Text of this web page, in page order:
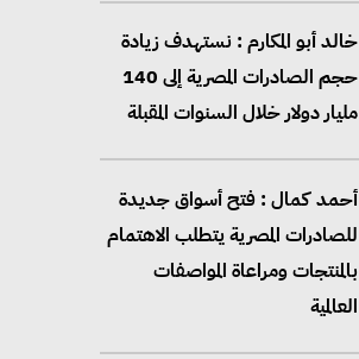
خالد أبو المكارم : نستهدف زيادة
حجم الصادرات المصرية إلى 140
مليار دولار خلال السنوات المقبلة
أحمد كمال : فتح أسواق جديدة
للصادرات المصرية يتطلب الاهتمام
بالمنتجات ومراعاة المواصفات
العالمية